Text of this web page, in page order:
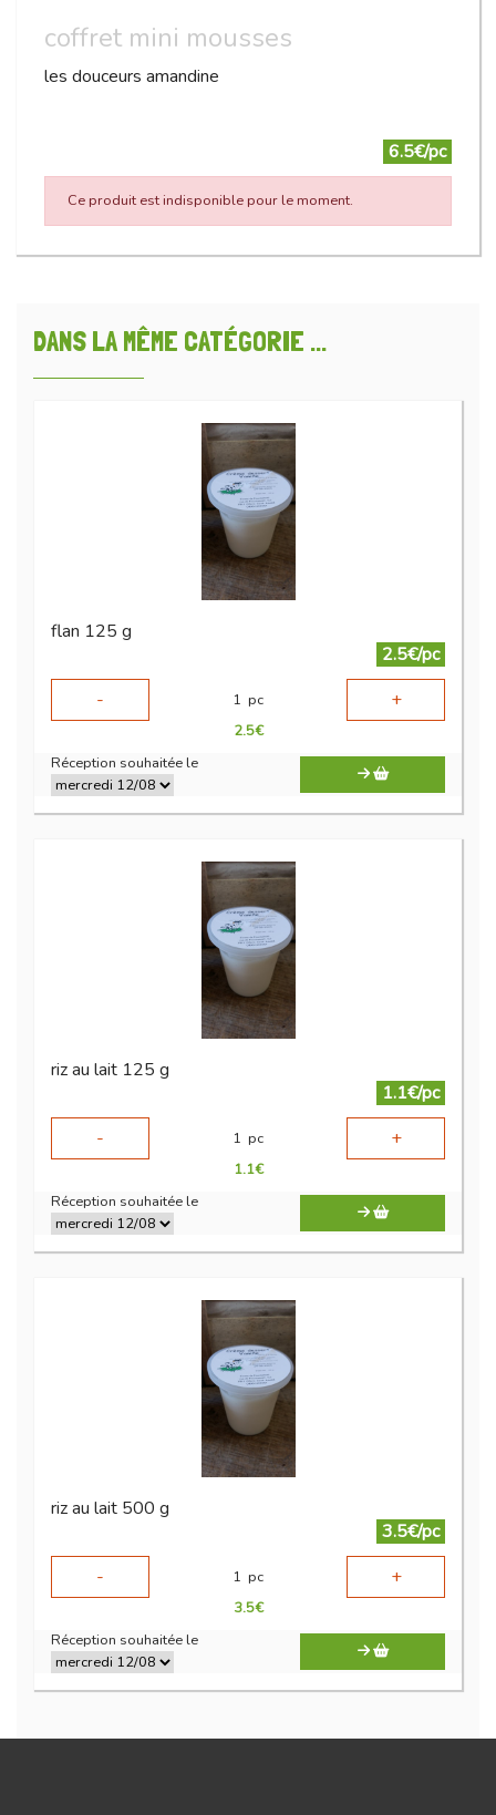
coffret mini mousses
les douceurs amandine
6.5€/pc
Ce produit est indisponible pour le moment.
DANS LA MÊME CATÉGORIE ...
flan 125 g
2.5€/pc
-
1 pc +
2.5€
Réception souhaitée le
riz au lait 125 g
1.1€/pc
-
1 pc +
1.1€
Réception souhaitée le
riz au lait 500 g
3.5€/pc
-
1 pc +
3.5€
Réception souhaitée le